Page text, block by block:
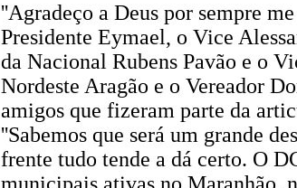
''Agradeço a Deus por sempre
Presidente Eymael, o Vice
da Nacional Rubens Pavão e o
Nordeste Aragão e o Vereador
amigos que fizeram parte da
''Sabemos que será um grande
frente tudo tende a dá certo. O